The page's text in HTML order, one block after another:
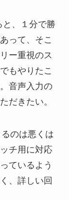
、１分で勝
って、そこ
ー重視のス
もやりたこ
音声入力の
だきたい。
のは悪くは
チ用に対応
ているよう
、詳しい回